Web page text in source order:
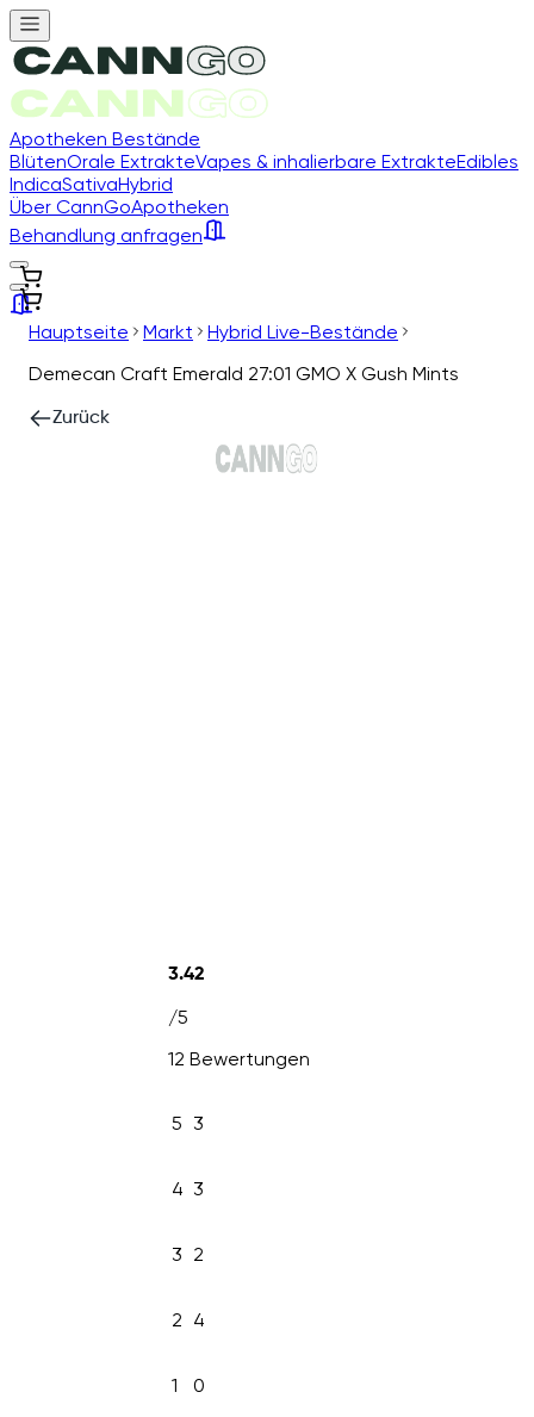
Apotheken Bestände
BlütenOrale ExtrakteVapes & inhalierbare ExtrakteEdibles
IndicaSativaHybrid
Über CannGoApotheken
Behandlung anfragen
Hauptseite Markt
Hybrid Live-Bestände
Demecan Craft Emerald 27:01 GMO X Gush Mints
Zurück
3.42
/5
12 Bewertungen
5 3
4 3
3 2
2 4
1 0